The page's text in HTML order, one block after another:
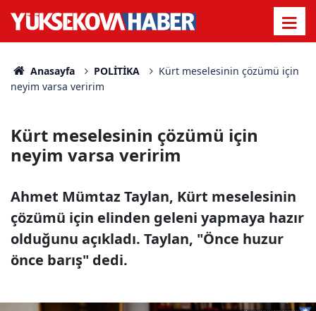
Anasayfa POLİTİKA
Kürt meselesinin çözümü için
neyim varsa veririm
Kürt meselesinin çözümü için
neyim varsa veririm
Ahmet Mümtaz Taylan, Kürt meselesinin
çözümü için elinden geleni yapmaya hazır
olduğunu açıkladı. Taylan, "Önce huzur
önce barış" dedi.